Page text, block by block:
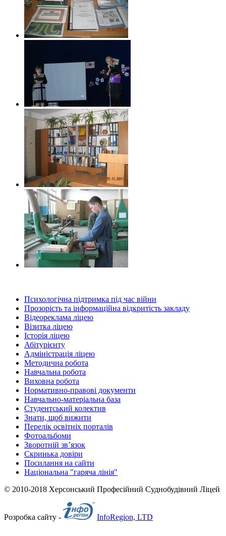
Психологічна підтримка під час війни
Прозорість та інформаційна відкритість закладу
Відеореклама ліцею
Візитка ліцею
Історія ліцею
Абітурієнту
Адміністрація ліцею
Методична робота
Навчальна робота
Виховна робота
Нормативно-правові документи
Навчально-матеріальна база
Студентський колектив
Знати, щоб вижити
Перелік освітніх порталів
Фотоальбоми
Зворотній зв’язок
Скринька довіри
Посилання на сайти
Національна "гаряча лінія"
© 2010-2018 Херсонський Професійний Суднобудівний Ліцей
Розробка сайту - InfoRegion, LTD